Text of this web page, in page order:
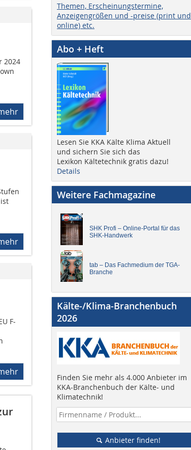
2024
F-
Themen, Erscheinungstermine,
Anzeigengrößen und -preise (print und
online) etc.
Abo + Heft
Lesen Sie KKA Kälte Klima Aktuell
und sichern Sie sich das
Lexikon Kältetechnik gratis dazu!
Details
Weitere Fachmagazine
SHK Profi – Online-Portal für das
SHK-Handwerk
tab – Das Fachmedium der TGA-
Branche
Kälte-/Klima-Branchenbuch
2026
Finden Sie mehr als 4.000 Anbieter im
KKA-Branchenbuch der Kälte- und
Klimatechnik!
Anbieter finden!